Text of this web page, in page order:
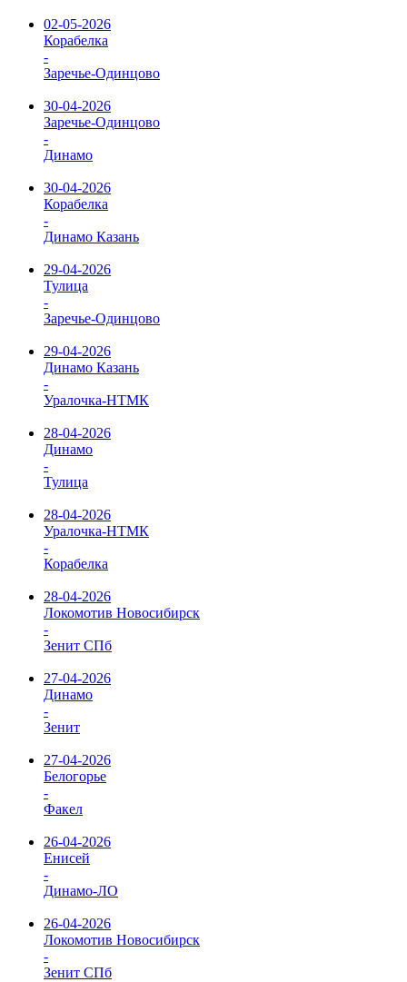
02-05-2026
Корабелка
-
Заречье-Одинцово
30-04-2026
Заречье-Одинцово
-
Динамо
30-04-2026
Корабелка
-
Динамо Казань
29-04-2026
Тулица
-
Заречье-Одинцово
29-04-2026
Динамо Казань
-
Уралочка-НТМК
28-04-2026
Динамо
-
Тулица
28-04-2026
Уралочка-НТМК
-
Корабелка
28-04-2026
Локомотив Новосибирск
-
Зенит СПб
27-04-2026
Динамо
-
Зенит
27-04-2026
Белогорье
-
Факел
26-04-2026
Енисей
-
Динамо-ЛО
26-04-2026
Локомотив Новосибирск
-
Зенит СПб